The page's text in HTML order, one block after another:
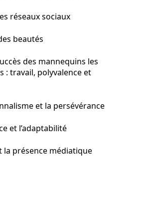
réseaux sociaux
beautés
des mannequins les
: travail, polyvalence et
et la persévérance
et l’adaptabilité
la présence médiatique